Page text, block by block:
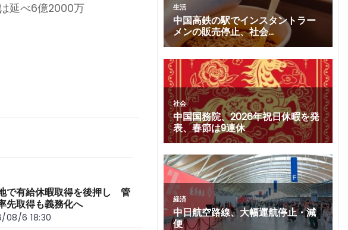
延べ6億2000万
で有給休暇取得を後押し 管
先取得も義務化へ
08/6 18:30